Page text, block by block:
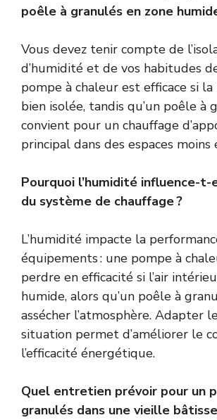
poêle à granulés en zone
Vous devez tenir compte de
d’humidité et de vos habitudes
pompe à chaleur est efficace si la
bien isolée, tandis qu’un poêle à
convient pour un chauffage
principal dans des espaces moins
Pourquoi l’humidité influence-
du système de chauffage ?
L’humidité impacte la
équipements : une pompe à
perdre en efficacité si l’air
humide, alors qu’un poêle à
assécher l’atmosphère. Adapter
situation permet d’améliorer le
l’efficacité énergétique.
Quel entretien prévoir pour un
granulés dans une vieille